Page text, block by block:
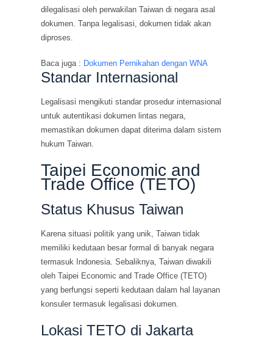
dilegalisasi oleh perwakilan Taiwan di negara asal
dokumen. Tanpa legalisasi, dokumen tidak akan
diproses.
Baca juga : Dokumen Pernikahan dengan WNA
Standar Internasional
Legalisasi mengikuti standar prosedur internasional
untuk autentikasi dokumen lintas negara,
memastikan dokumen dapat diterima dalam sistem
hukum Taiwan.
Taipei Economic and
Trade Office (TETO)
Status Khusus Taiwan
Karena situasi politik yang unik, Taiwan tidak
memiliki kedutaan besar formal di banyak negara
termasuk Indonesia. Sebaliknya, Taiwan diwakili
oleh Taipei Economic and Trade Office (TETO)
yang berfungsi seperti kedutaan dalam hal layanan
konsuler termasuk legalisasi dokumen.
Lokasi TETO di Jakarta